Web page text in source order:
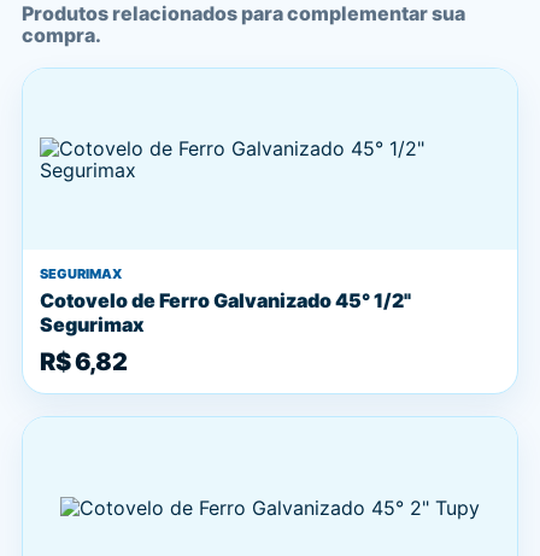
Produtos relacionados para complementar sua
compra.
SEGURIMAX
Cotovelo de Ferro Galvanizado 45° 1/2"
Segurimax
R$ 6,82